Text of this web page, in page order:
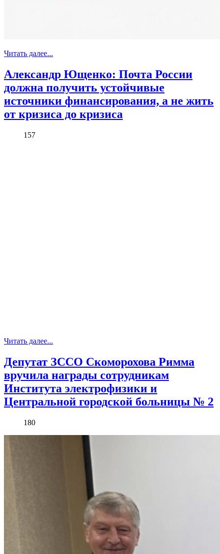
Читать далее...
Александр Ющенко: Почта России
должна получить устойчивые
источники финансирования, а не жить
от кризиса до кризиса
157
Читать далее...
Депутат ЗССО Скоморохова Римма
вручила награды сотрудникам
Института электрофизики и
Центральной городской больницы № 2
180